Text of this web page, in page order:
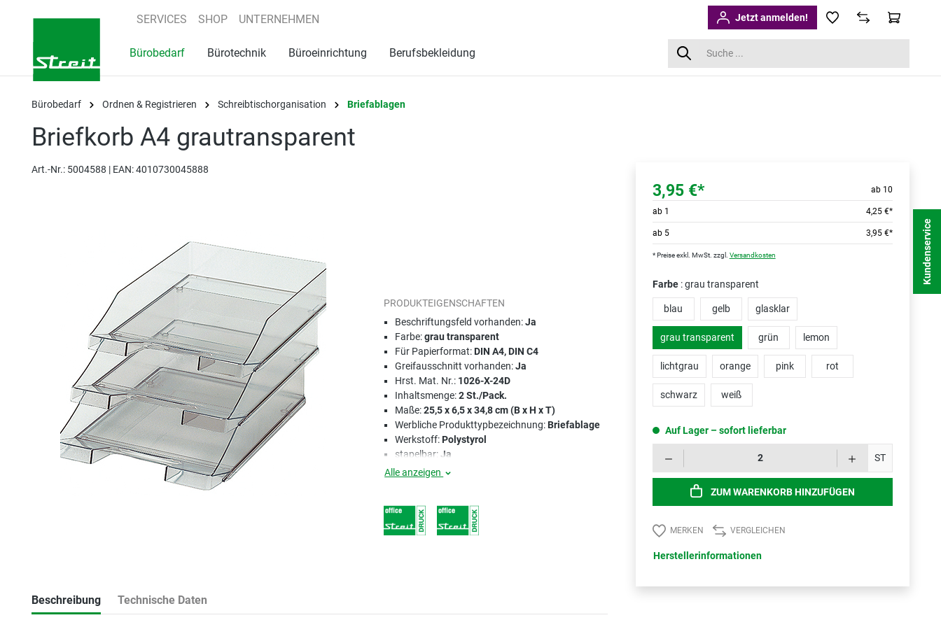
Zur Hauptnavigation springen
SERVICES SHOP UNTERNEHMEN Jetzt anmelden!
Bürobedarf Bürotechnik Büroeinrichtung Berufsbekleidung
Bürobedarf Ordnen & Registrieren Schreibtischorganisation Briefablagen
Briefkorb A4 grautransparent
Art.-Nr.: 5004588 | EAN: 4010730045888
PRODUKTEIGENSCHAFTEN
Beschriftungsfeld vorhanden:Ja
Farbe:grau transparent
Für Papierformat:DIN A4, DIN C4
Greifausschnitt vorhanden:Ja
Hrst. Mat. Nr.: 1026-X-24D
Inhaltsmenge:2 St./Pack.
Maße:25,5 x 6,5 x 34,8 cm (B x H x T)
Werbliche Produkttypbezeichnung:Briefablage
Werkstoff:Polystyrol
stapelbar:Ja
Alle anzeigen
Beschreibung Technische Daten
3,95 €* ab 10
ab 1 4,25 €*
ab 5 3,95 €*
* Preise exkl. MwSt. zzgl. Versandkosten
Farbe : grau transparent
blau gelb glasklar
grau transparent grün lemon
lichtgrau orange pink rot
schwarz weiß
Auf Lager – sofort lieferbar
ST
ZUM WARENKORB HINZUFÜGEN
MERKEN VERGLEICHEN
Herstellerinformationen
Kundenservice